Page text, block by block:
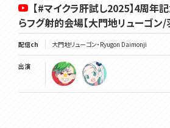
【#マイクラ肝試し2025】4周年
らフグ射的会場【大門地リューゴン/
配信ch 大門地リューゴン・Ryugon Daimonji
出演